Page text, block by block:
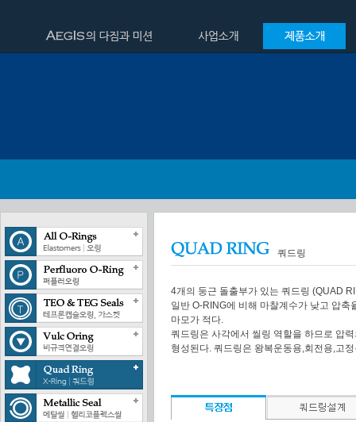
쿼드링
4개의 둥근 돌출부가 있는 쿼드링 (QUAD
일반 O-RING에 비해 마찰계수가 낮고 압축
마모가 적다.
쿼드링은 사각에서 씰링 역할을 하므로 압
형성된다. 쿼드링은 왕복운동용,회전용,고